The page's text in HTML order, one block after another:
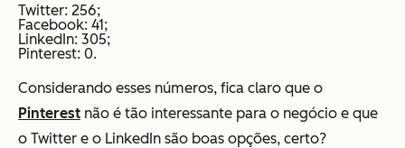
Twitter: 256;
Facebook: 41;
LinkedIn: 305;
Pinterest: 0.
Considerando esses números, fica claro que o
Pinterest não é tão interessante para o negócio e que
o Twitter e o LinkedIn são boas opções, certo?